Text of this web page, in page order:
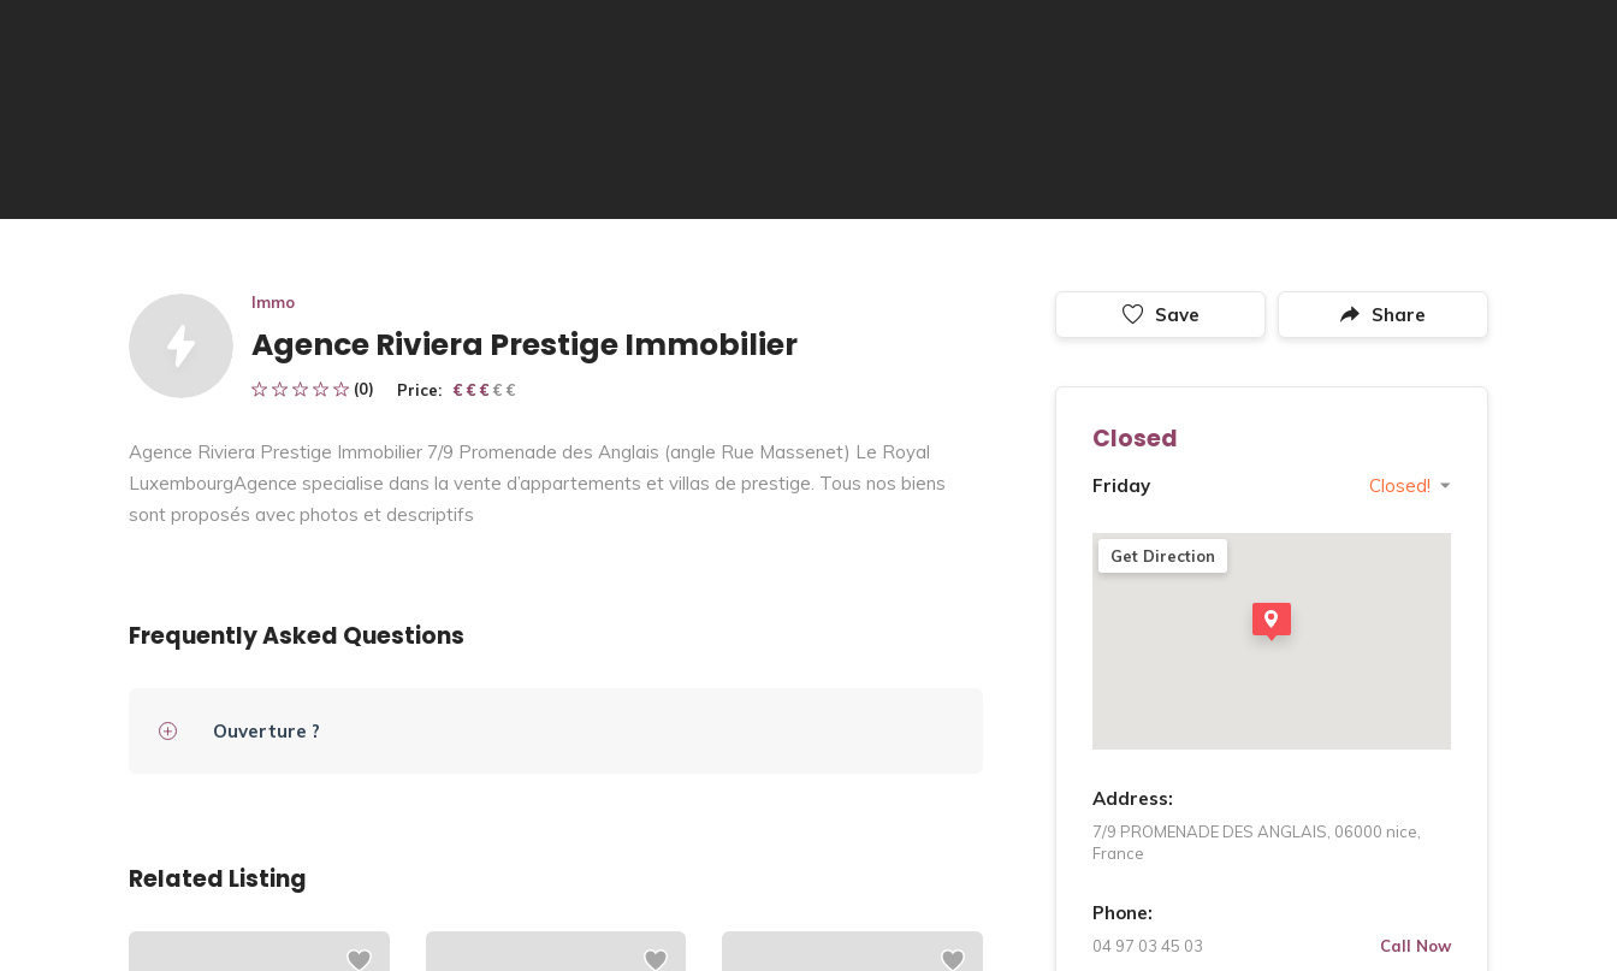
Immo
Agence Riviera Prestige Immobilier
(0) Price: € € € € €
€ € €
Agence Riviera Prestige Immobilier 7/9 Promenade des Anglais (angle Rue Massenet) Le Royal
LuxembourgAgence specialise dans la vente d’appartements et villas de prestige. Tous nos biens
sont proposés avec photos et descriptifs
Frequently Asked Questions
Ouverture ?
Related Listing
Save Share
Closed
Friday Closed!
Get Direction
Address:
7/9 PROMENADE DES ANGLAIS, 06000 nice,
France
Phone:
04 97 03 45 03 Call Now